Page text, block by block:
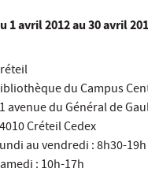
1 avril 2012au 30 avril
du Campus
avenue du Général de
Créteil Cedex
au vendredi : 8h30-19h
: 10h-17h